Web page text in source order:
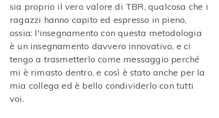
sia proprio il vero valore di TBR, qualcosa che i
ragazzi hanno capito ed espresso in pieno,
ossia: l'insegnamento con questa metodologia
è un insegnamento davvero innovativo, e ci
tengo a trasmetterlo come messaggio perché
mi è rimasto dentro, e così è stato anche per la
mia collega ed è bello condividerlo con tutti
voi.